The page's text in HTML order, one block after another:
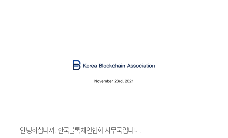
안녕하십니까. 한국블록체인협회 사무국입니다.